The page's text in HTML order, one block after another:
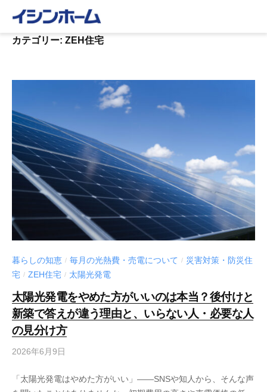
カテゴリー: ZEH住宅
暮らしの知恵 / 毎月の光熱費・売電について / 災害対策・防災住
宅 / ZEH住宅 / 太陽光発電
太陽光発電をやめた方がいいのは本当？後付けと
新築で答えが違う理由と、いらない人・必要な人
の見分け方
2026年6月9日
「太陽光発電はやめた方がいい」——SNSや知人から、そんな声